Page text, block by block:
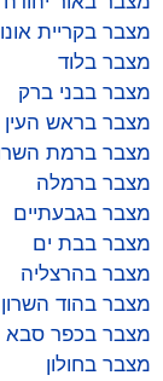
מצבר בקריית אונו
מצבר בלוד
מצבר בבני ברק
מצבר בראש העין
מצבר ברמת
מצבר ברמלה
מצבר בגבעתיים
מצבר בבת ים
מצבר בהרצליה
מצבר בהוד השרון
מצבר בכפר סבא
מצבר בחולון